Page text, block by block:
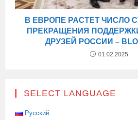
В ЕВРОПЕ РАСТЕТ ЧИСЛО
ПРЕКРАЩЕНИЯ
ДРУЗЕЙ РОССИИ –
01.02.2025
SELECT LANGUAGE
Русский